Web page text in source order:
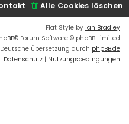
Alle Cookies löschen
Flat Style by Ian Bradley
® Forum Software © phpBB Limited
Deutsche Übersetzung durch phpBB.de
Datenschutz | Nutzungsbedingungen